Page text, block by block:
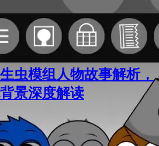
虫模组人物故事解析，
景深度解读